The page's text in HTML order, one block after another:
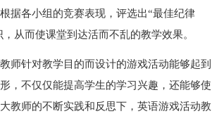
据各小组的竞赛表现，评选出“最佳纪律
从而使课堂到达活而不乱的教学效果。
师针对教学目的而设计的游戏活动能够起到
，不仅仅能提高学生的学习兴趣，还能够使
教师的不断实践和反思下，英语游戏活动教